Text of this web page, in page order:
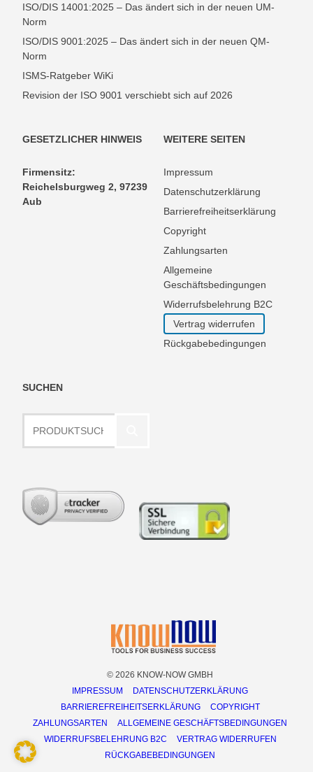
ISO/DIS 14001:2025 – Das ändert sich in der neuen UM-
Norm
ISO/DIS 9001:2025 – Das ändert sich in der neuen QM-
Norm
ISMS-Ratgeber WiKi
Revision der ISO 9001 verschiebt sich auf 2026
GESETZLICHER HINWEIS
Firmensitz:
Reichelsburgweg 2, 97239
Aub
WEITERE SEITEN
Impressum
Datenschutzerklärung
Barrierefreiheitserklärung
Copyright
Zahlungsarten
Allgemeine
Geschäftsbedingungen
Widerrufsbelehrung B2C
Vertrag widerrufen
Rückgabebedingungen
SUCHEN
Produktsuche
© 2026 KNOW-NOW GMBH
IMPRESSUM
DATENSCHUTZERKLÄRUNG
BARRIEREFREIHEITSERKLÄRUNG
COPYRIGHT
ZAHLUNGSARTEN
ALLGEMEINE GESCHÄFTSBEDINGUNGEN
WIDERRUFSBELEHRUNG B2C
VERTRAG WIDERRUFEN
RÜCKGABEBEDINGUNGEN